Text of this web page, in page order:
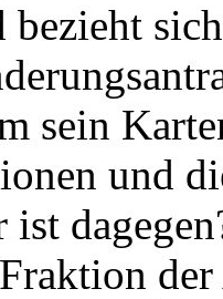
sein
und